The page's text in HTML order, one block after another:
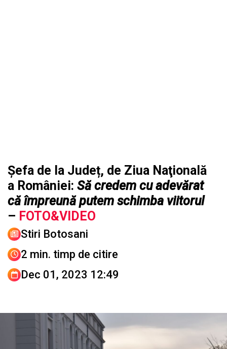
Șefa de la Județ, de Ziua Naţională
a României: Să credem cu adevărat
că împreună putem schimba viitorul
– FOTO&VIDEO
Stiri Botosani
2 min. timp de citire
Dec 01, 2023 12:49